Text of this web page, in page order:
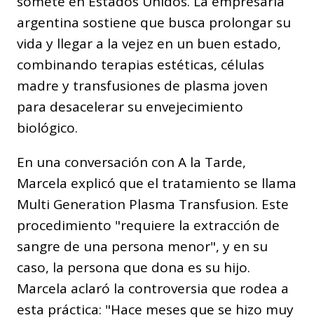
argentina sostiene que busca prolongar su
vida y llegar a la vejez en un buen estado,
combinando terapias estéticas, células
madre y transfusiones de plasma joven
para desacelerar su envejecimiento
biológico.
En una conversación con A la Tarde,
Marcela explicó que el tratamiento se llama
Multi Generation Plasma Transfusion. Este
procedimiento "requiere la extracción de
sangre de una persona menor", y en su
caso, la persona que dona es su hijo.
Marcela aclaró la controversia que rodea a
esta práctica: "Hace meses que se hizo muy